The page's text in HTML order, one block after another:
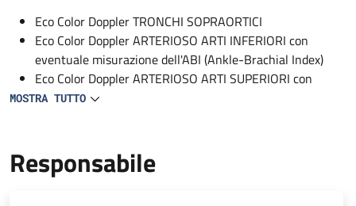
Eco Color Doppler TRONCHI SOPRAORTICI
Eco Color Doppler ARTERIOSO ARTI INFERIORI con
eventuale misurazione dell'ABI (Ankle-Brachial Index)
Eco Color Doppler ARTERIOSO ARTI SUPERIORI con
eventuali manovre di studio dello stretto toracico
Eco Color Doppler ARTERIE ILIACHE
Eco Color Doppler ARTERIE RENALI
MOSTRA TUTTO
Responsabile